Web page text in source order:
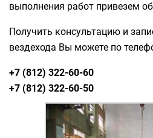
выполнения работ привезем
Получить консультацию и
вездехода Вы можете по
+7 (812) 322-60-60
+7 (812) 322-60-50